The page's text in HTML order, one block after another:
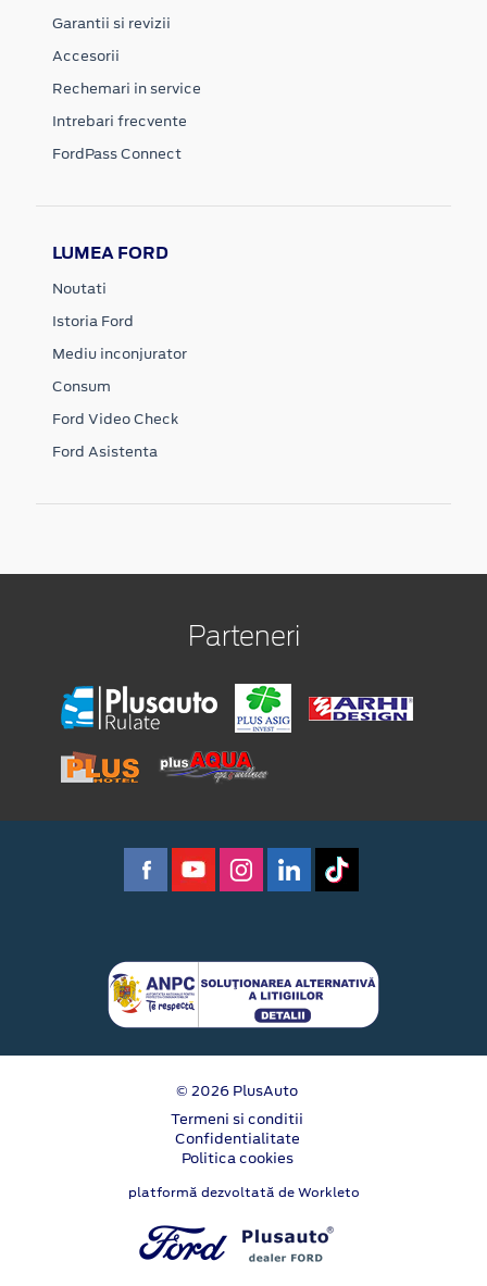
Garantii si revizii
Accesorii
Rechemari in service
Intrebari frecvente
FordPass Connect
LUMEA FORD
Noutati
Istoria Ford
Mediu inconjurator
Consum
Ford Video Check
Ford Asistenta
Parteneri
© 2026 PlusAuto
Termeni si conditii
Confidentialitate
Politica cookies
platformă dezvoltată de Workleto